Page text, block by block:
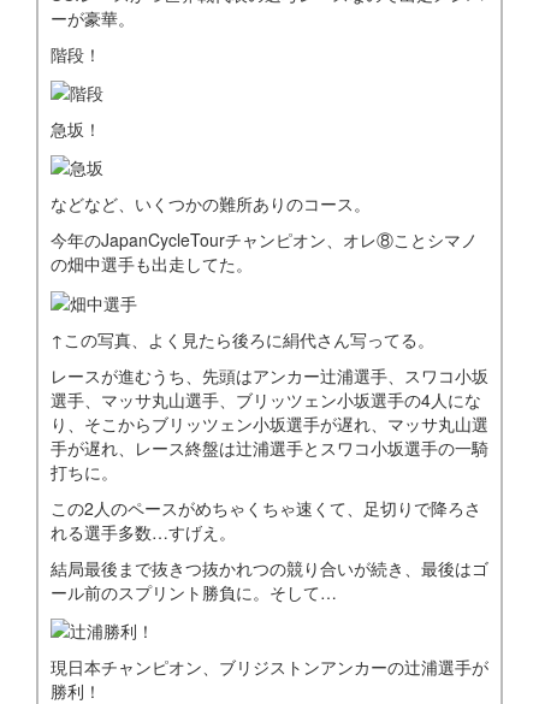
ーが豪華。
階段！
急坂！
などなど、いくつかの難所ありのコース。
今年のJapanCycleTourチャンピオン、オレ⑧ことシマノ
の畑中選手も出走してた。
↑この写真、よく見たら後ろに絹代さん写ってる。
レースが進むうち、先頭はアンカー辻浦選手、スワコ小坂
選手、マッサ丸山選手、ブリッツェン小坂選手の4人にな
り、そこからブリッツェン小坂選手が遅れ、マッサ丸山選
手が遅れ、レース終盤は辻浦選手とスワコ小坂選手の一騎
打ちに。
この2人のペースがめちゃくちゃ速くて、足切りで降ろさ
れる選手多数…すげえ。
結局最後まで抜きつ抜かれつの競り合いが続き、最後はゴ
ール前のスプリント勝負に。そして…
現日本チャンピオン、ブリジストンアンカーの辻浦選手が
勝利！